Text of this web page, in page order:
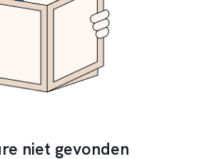
niet gevonden